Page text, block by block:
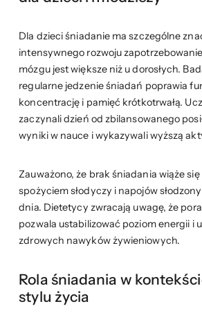
Dla dzieci śniadanie ma szczególne
intensywnego rozwoju
mózgu jest większe niż u dorosłych.
regularne jedzenie śniadań poprawia
koncentrację i pamięć krótkotrwałą.
zaczynali dzień od zbilansowanego
wyniki w nauce i wykazywali wyższą
Zauważono, że brak śniadania wiąże
spożyciem słodyczy i napojów
dnia. Dietetycy zwracają uwagę, że
pozwala ustabilizować poziom energii i
zdrowych nawyków żywieniowych.
Rola śniadania w
stylu życia